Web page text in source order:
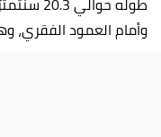
وأمام العمود الفقري،